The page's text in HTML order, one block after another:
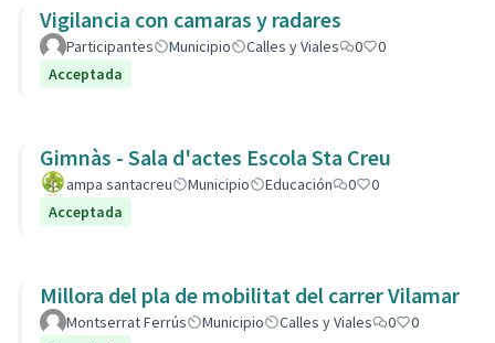
Vigilancia con camaras y radares
Participantes Municipio Calles y Viales 0
0
Acceptada
Gimnàs - Sala d'actes Escola Sta Creu
ampa santacreu Municipio Educación 0
0
Acceptada
Millora del pla de mobilitat del carrer Vilamar
Montserrat Ferrús Municipio Calles y Viales 0
0